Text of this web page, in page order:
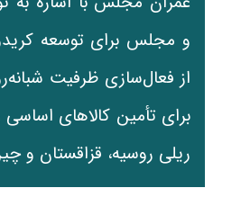
و مجلس برای توسعه
از فعال‌سازی ظرفیت
برای تأمین کالاهای
ریلی روسیه، قزاقستان و